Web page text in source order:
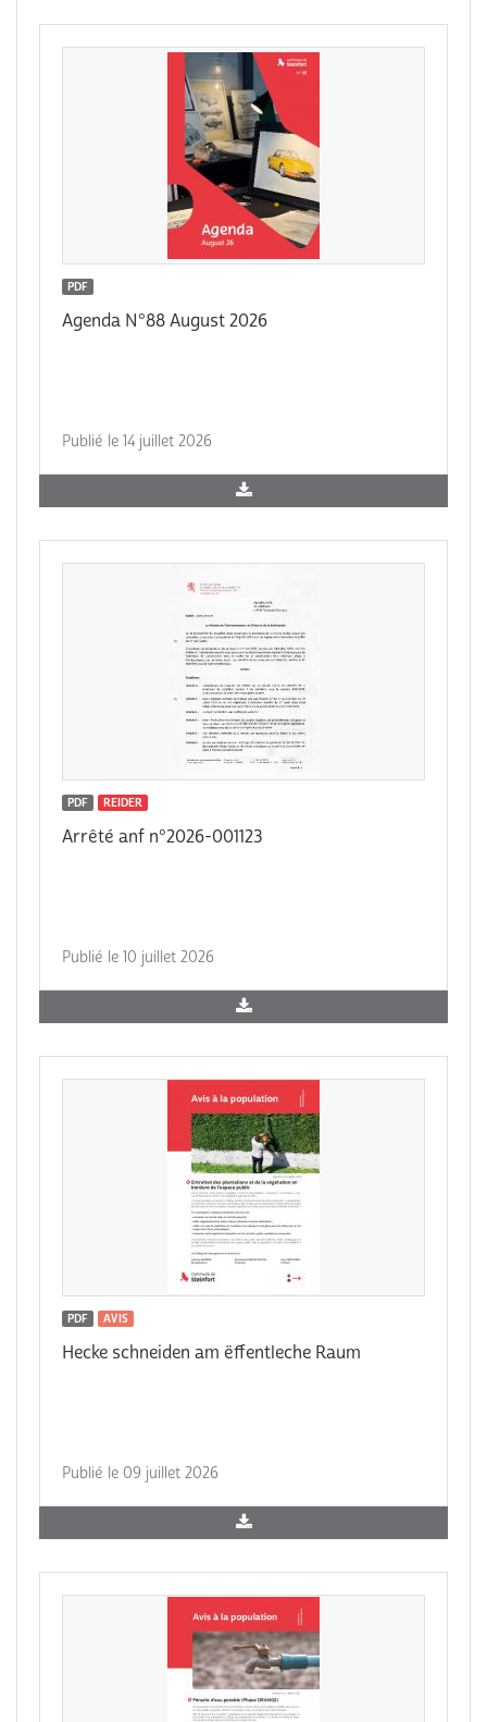
PDF
Agenda N°88 August 2026
Publié le 14 juillet 2026
PDF REIDER
Arrêté anf n°2026-001123
Publié le 10 juillet 2026
PDF AVIS
Hecke schneiden am ëffentleche Raum
Publié le 09 juillet 2026